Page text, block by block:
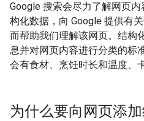
Google 搜索会尽力了解网页
构化数据，向 Google 提供有
而帮助我们理解该网页。结构
息并对网页内容进行分类的标
会有食材、烹饪时长和温度、
为什么要向网页添